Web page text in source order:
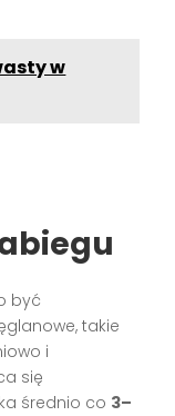
w
być
takie
i
się
średnio co 3–